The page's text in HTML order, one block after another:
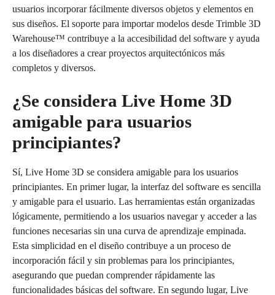
usuarios incorporar fácilmente diversos objetos y elementos en
sus diseños. El soporte para importar modelos desde Trimble 3D
Warehouse™ contribuye a la accesibilidad del software y ayuda
a los diseñadores a crear proyectos arquitectónicos más
completos y diversos.
¿Se considera Live Home 3D
amigable para usuarios
principiantes?
Sí, Live Home 3D se considera amigable para los usuarios
principiantes. En primer lugar, la interfaz del software es sencilla
y amigable para el usuario. Las herramientas están organizadas
lógicamente, permitiendo a los usuarios navegar y acceder a las
funciones necesarias sin una curva de aprendizaje empinada.
Esta simplicidad en el diseño contribuye a un proceso de
incorporación fácil y sin problemas para los principiantes,
asegurando que puedan comprender rápidamente las
funcionalidades básicas del software. En segundo lugar, Live